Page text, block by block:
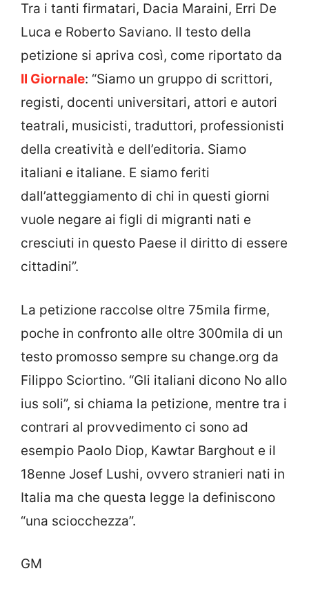
Tra i tanti firmatari, Dacia Maraini, Erri De
Luca e Roberto Saviano. Il testo della
petizione si apriva così, come riportato da
Il Giornale: “Siamo un gruppo di scrittori,
registi, docenti universitari, attori e autori
teatrali, musicisti, traduttori, professionisti
della creatività e dell’editoria. Siamo
italiani e italiane. E siamo feriti
dall’atteggiamento di chi in questi giorni
vuole negare ai figli di migranti nati e
cresciuti in questo Paese il diritto di essere
cittadini”.
La petizione raccolse oltre 75mila firme,
poche in confronto alle oltre 300mila di un
testo promosso sempre su change.org da
Filippo Sciortino. “Gli italiani dicono No allo
ius soli”, si chiama la petizione, mentre tra i
contrari al provvedimento ci sono ad
esempio Paolo Diop, Kawtar Barghout e il
18enne Josef Lushi, ovvero stranieri nati in
Italia ma che questa legge la definiscono
“una sciocchezza”.
GM